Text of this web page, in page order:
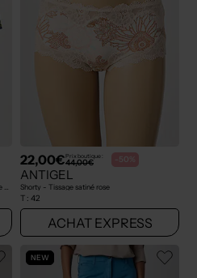
22,00€Prix boutique :
44,00€ -50%
ANTIGEL
Shorty - Tissage satiné rose
T : 42
ACHAT EXPRESS
NEW